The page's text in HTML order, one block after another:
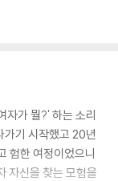
자가 뭘?' 하는 소리
가기 시작했고 20년
험한 여정이었으니
자신을 찾는 모험을